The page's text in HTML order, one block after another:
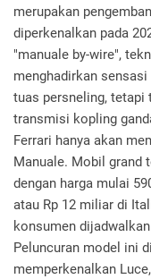
merupakan
diperkenalkan pada
"manuale by-wire",
menghadirkan
tuas persneling, tetapi
transmisi kopling
Ferrari hanya akan
Manuale. Mobil grand
dengan harga mulai
atau Rp 12 miliar di
konsumen
Peluncuran model ini
memperkenalkan